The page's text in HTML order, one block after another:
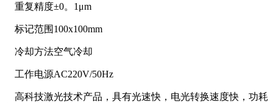
重复精度±0。1μm
标记范围100x100mm
冷却方法空气冷却
工作电源AC220V/50Hz
高科技激光技术产品，具有光速快，电光转换速度快，功耗